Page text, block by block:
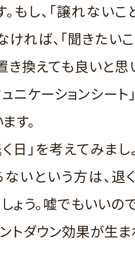
もし、「譲れないこ
ければ、「聞きたい
き換えても良いと思
ュニケーションシー
す。
日」を考えてみまし
いという方は、退
ょう。嘘でもいいの
トダウン効果が生ま